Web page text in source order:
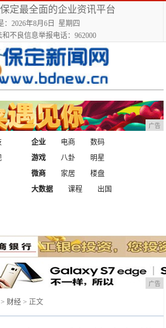
定最全面的企业资讯平台
：2026年8月6日 星期四
和不良信息举报电话：962000
广告
企业 电商
数码
游戏
八卦
明星
微商 家居
楼盘
大数据
课程
出国
广告
> 财经 > 正文